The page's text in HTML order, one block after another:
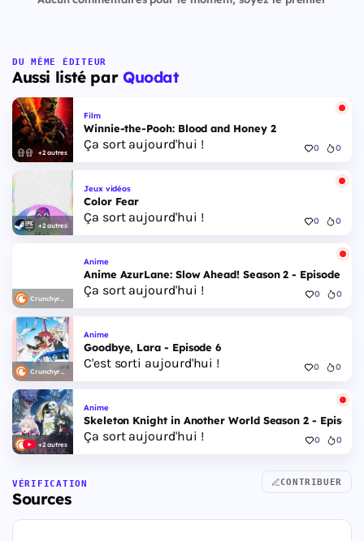
DU MÊME ÉDITEUR
Aussi listé par Quodat
+2 autres
Film
Winnie-the-Pooh: Blood and Honey 2
Ça sort aujourd'hui ! 0 0
+2 autres
Jeux vidéos
Color Fear
Ça sort aujourd'hui ! 0 0
Crunchyroll
Anime
Anime AzurLane: Slow Ahead! Season 2 - Episode 6
Ça sort aujourd'hui ! 0 0
Crunchyroll
Anime
Goodbye, Lara - Episode 6
C'est sorti aujourd'hui ! 0 0
+2 autres
Anime
Skeleton Knight in Another World Season 2 - Episode
Ça sort aujourd'hui ! 0 0
VÉRIFICATION
Sources
CONTRIBUER